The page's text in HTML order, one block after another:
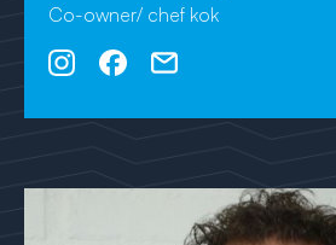
Co-owner/ chef kok